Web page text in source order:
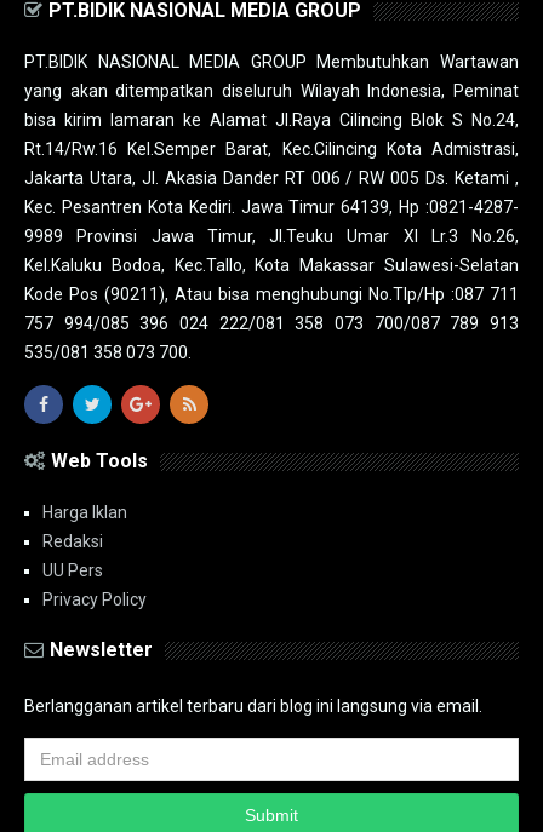
PT.BIDIK NASIONAL MEDIA GROUP
PT.BIDIK NASIONAL MEDIA GROUP Membutuhkan Wartawan
yang akan ditempatkan diseluruh Wilayah Indonesia, Peminat
bisa kirim lamaran ke Alamat Jl.Raya Cilincing Blok S No.24,
Rt.14/Rw.16 Kel.Semper Barat, Kec.Cilincing Kota Admistrasi,
Jakarta Utara, Jl. Akasia Dander RT 006 / RW 005 Ds. Ketami ,
Kec. Pesantren Kota Kediri. Jawa Timur 64139, Hp :0821-4287-
9989 Provinsi Jawa Timur, Jl.Teuku Umar XI Lr.3 No.26,
Kel.Kaluku Bodoa, Kec.Tallo, Kota Makassar Sulawesi-Selatan
Kode Pos (90211), Atau bisa menghubungi No.Tlp/Hp :087 711
757 994/085 396 024 222/081 358 073 700/087 789 913
535/081 358 073 700.
Web Tools
Harga Iklan
Redaksi
UU Pers
Privacy Policy
Newsletter
Berlangganan artikel terbaru dari blog ini langsung via email.